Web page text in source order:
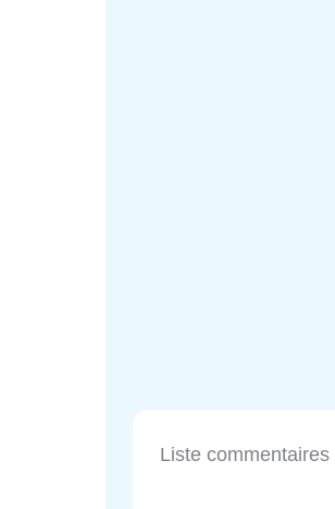
Liste commentaires